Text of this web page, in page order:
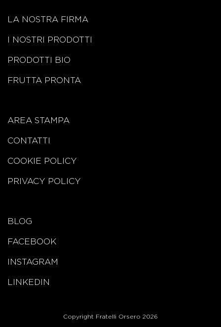
LA NOSTRA FIRMA
I NOSTRI PRODOTTI
PRODOTTI BIO
FRUTTA PRONTA
AREA STAMPA
CONTATTI
COOKIE POLICY
PRIVACY POLICY
BLOG
FACEBOOK
INSTAGRAM
LINKEDIN
Copyright Fratelli Orsero 2026